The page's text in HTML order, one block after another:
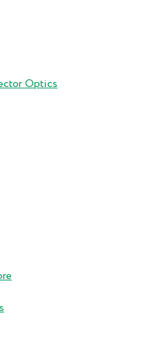
Optics